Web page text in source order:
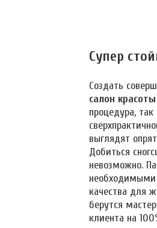
Супер
Создать
салон красоты
процедура,
выглядят
Добиться
невозможно.
качества для
берутся
клиента на